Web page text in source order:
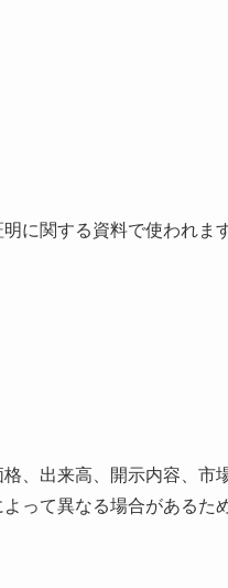
に関する資料で使われま
、出来高、開示内容、市
って異なる場合があるた